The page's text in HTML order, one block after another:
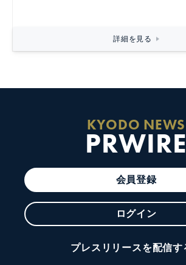
詳細を見る
KYODO NEWS
PRWIRE
会員登録
ログイン
プレスリリースを配信す